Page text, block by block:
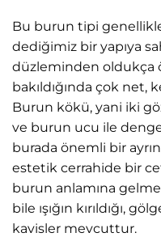
Bu burun tipi
dediğimiz bir yapıya
düzleminden oldukça
bakıldığında çok net,
Burun kökü, yani iki
ve burun ucu ile
burada önemli bir
estetik cerrahide bir
burun anlamına
bile ışığın kırıldığı,
kavisler mevcuttur.